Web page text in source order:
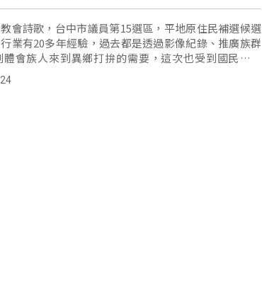
會詩歌，台中市議員第15選區，平地原住民補選候選
業有20多年經驗，過去都是透過影像紀錄、推廣族群
會族人來到異鄉打拚的需要，這次也受到國民黨提
。